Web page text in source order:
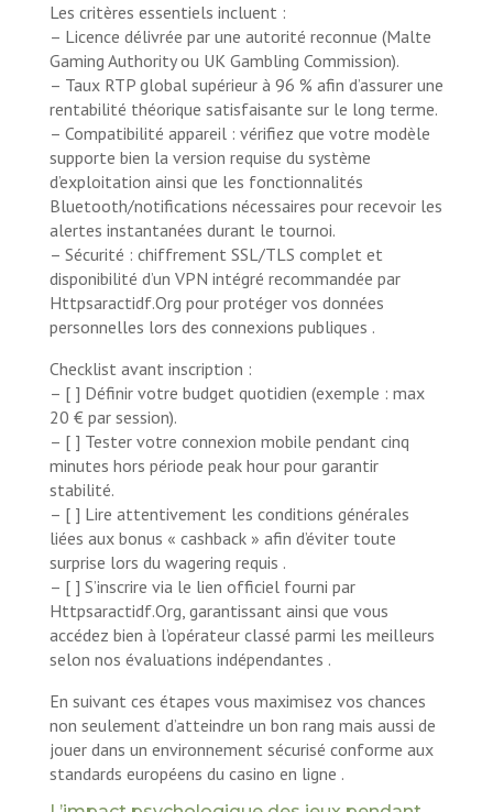
Les critères essentiels incluent :
– Licence délivrée par une autorité reconnue (Malte
Gaming Authority ou UK Gambling Commission).
– Taux RTP global supérieur à 96 % afin d’assurer une
rentabilité théorique satisfaisante sur le long terme.
– Compatibilité appareil : vérifiez que votre modèle
supporte bien la version requise du système
d’exploitation ainsi que les fonctionnalités
Bluetooth/notifications nécessaires pour recevoir les
alertes instantanées durant le tournoi.
– Sécurité : chiffrement SSL/TLS complet et
disponibilité d’un VPN intégré recommandée par
Httpsaractidf.Org pour protéger vos données
personnelles lors des connexions publiques .
Checklist avant inscription :
– [ ] Définir votre budget quotidien (exemple : max
20 € par session).
– [ ] Tester votre connexion mobile pendant cinq
minutes hors période peak hour pour garantir
stabilité.
– [ ] Lire attentivement les conditions générales
liées aux bonus « cashback » afin d’éviter toute
surprise lors du wagering requis .
– [ ] S’inscrire via le lien officiel fourni par
Httpsaractidf.Org, garantissant ainsi que vous
accédez bien à l’opérateur classé parmi les meilleurs
selon nos évaluations indépendantes .
En suivant ces étapes vous maximisez vos chances
non seulement d’atteindre un bon rang mais aussi de
jouer dans un environnement sécurisé conforme aux
standards européens du casino en ligne .